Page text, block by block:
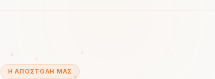
Η ΑΠΟΣΤΟΛΉ ΜΑΣ